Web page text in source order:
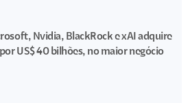
Nvidia, BlackRock e xAI adquire
US$ 40 bilhões, no maior negócio